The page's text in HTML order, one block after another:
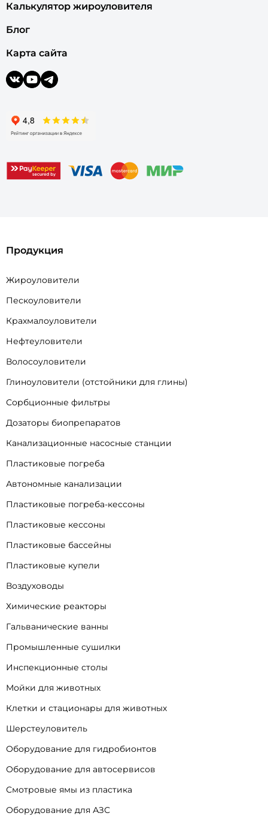
Калькулятор жироуловителя
Блог
Карта сайта
Продукция
Жироуловители
Пескоуловители
Крахмалоуловители
Нефтеуловители
Волосоуловители
Глиноуловители (отстойники для глины)
Сорбционные фильтры
Дозаторы биопрепаратов
Канализационные насосные станции
Пластиковые погреба
Автономные канализации
Пластиковые погреба-кессоны
Пластиковые кессоны
Пластиковые бассейны
Пластиковые купели
Воздуховоды
Химические реакторы
Гальванические ванны
Промышленные сушилки
Инспекционные столы
Мойки для животных
Клетки и стационары для животных
Шерстеуловитель
Оборудование для гидробионтов
Оборудование для автосервисов
Смотровые ямы из пластика
Оборудование для АЗС